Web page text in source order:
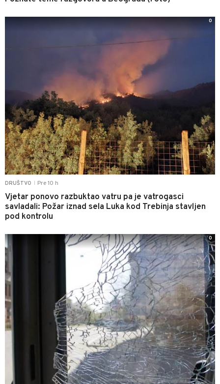
DRUŠTVO Pre 10 h
Vjetar ponovo razbuktao vatru pa je vatrogasci
savladali: Požar iznad sela Luka kod Trebinja stavljen
pod kontrolu
0
0